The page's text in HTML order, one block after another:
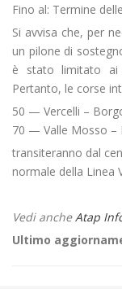
Fino al: Termine
Si avvisa che, per
un pilone di
è stato limitato ai
Pertanto, le corse
50 — Vercelli –
70 — Valle Mosso –
transiteranno dal
normale della Linea
Vedi ancheAtap
Ultimo